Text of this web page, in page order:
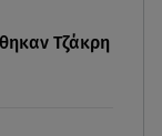
Γάτας
Τζάκρη